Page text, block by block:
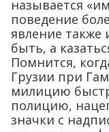
называется
поведение
явление также
быть, а
Помнится,
Грузии при
милицию
полицию,
значки с